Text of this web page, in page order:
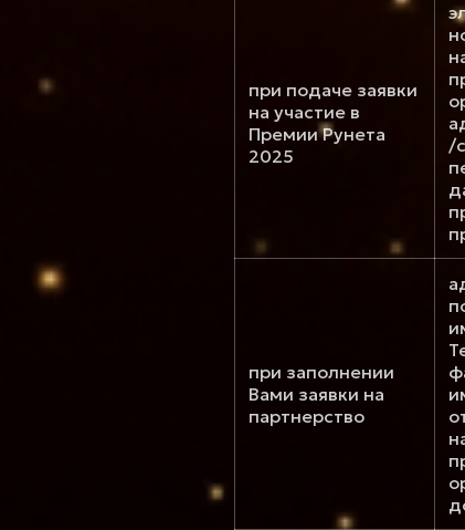
при подаче заявки
на участие в
Премии Рунета
2025
/
при заполнении
Вами заявки на
партнерство